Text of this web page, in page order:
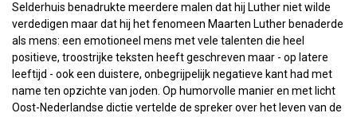
Selderhuis benadrukte meerdere malen dat hij Luther niet wilde
verdedigen maar dat hij het fenomeen Maarten Luther benaderde
als mens: een emotioneel mens met vele talenten die heel
positieve, troostrijke teksten heeft geschreven maar - op latere
leeftijd - ook een duistere, onbegrijpelijk negatieve kant had met
name ten opzichte van joden. Op humorvolle manier en met licht
Oost-Nederlandse dictie vertelde de spreker over het leven van de